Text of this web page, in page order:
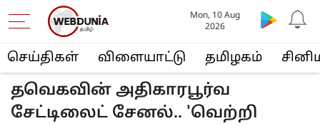
செய்திகள் விளையா‌ட்டு த‌மிழக‌ம்
Mon, 10 Aug
2026
தவெகவின் அதிகாரபூர்வ
சேட்டிலைட் சேனல்.. 'வெற்றி